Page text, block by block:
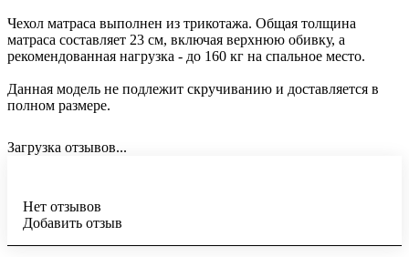
Чехол матраса выполнен из трикотажа. Общая толщина
матраса составляет 23 см, включая верхнюю обивку, а
рекомендованная нагрузка - до 160 кг на спальное место.
Данная модель не подлежит скручиванию и доставляется в
полном размере.
Загрузка отзывов...
Нет отзывов
Добавить отзыв